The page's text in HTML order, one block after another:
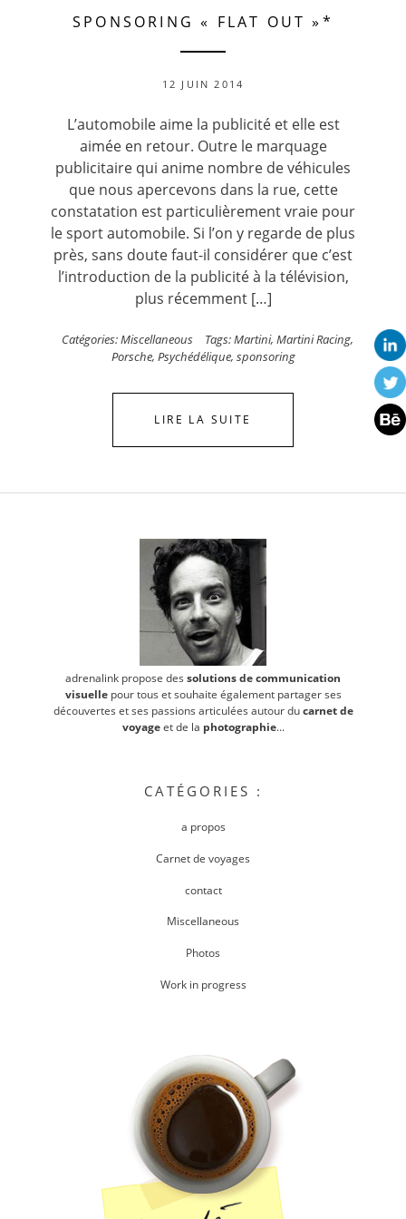
SPONSORING « FLAT OUT »*
12 JUIN 2014
L’automobile aime la publicité et elle est
aimée en retour. Outre le marquage
publicitaire qui anime nombre de véhicules
que nous apercevons dans la rue, cette
constatation est particulièrement vraie pour
le sport automobile. Si l’on y regarde de plus
près, sans doute faut-il considérer que c’est
l’introduction de la publicité à la télévision,
plus récemment […]
Catégories:Miscellaneous Tags:Martini, Martini Racing,
Porsche, Psychédélique, sponsoring
LIRE LA SUITE
adrenalink propose des solutions de communication
visuellepour tous et souhaite également partager ses
découvertes et ses passions articulées autour ducarnet de
voyageet de la photographie...
CATÉGORIES :
a propos
Carnet de voyages
contact
Miscellaneous
Photos
Work in progress